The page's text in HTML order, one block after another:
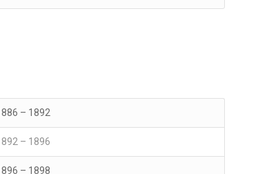
– 1892
– 1896
– 1898